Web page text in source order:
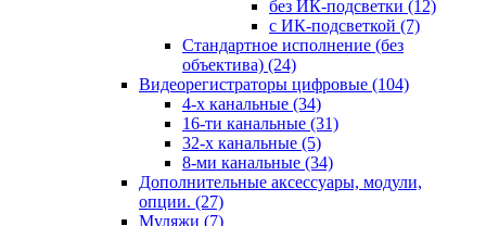
без ИК-подсветки (12)
с ИК-подсветкой (7)
Стандартное исполнение (без
объектива) (24)
Видеорегистраторы цифровые (104)
4-х канальные (34)
16-ти канальные (31)
32-х канальные (5)
8-ми канальные (34)
Дополнительные аксессуары, модули,
опции. (27)
Муляжи (7)